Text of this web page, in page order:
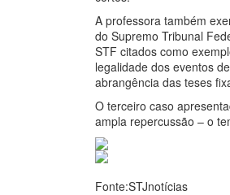
A professora também
do Supremo Tribunal
STF citados como
legalidade dos eventos
abrangência das teses
O terceiro caso
ampla repercussão – o
Fonte:STJnotícias